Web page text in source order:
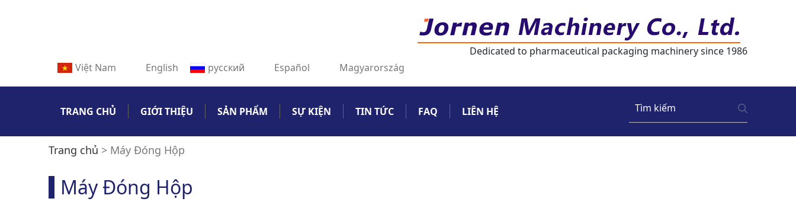
Dedicated to pharmaceutical packaging machinery since 1986
Việt Nam
English русский Español Magyarország
TRANG CHỦ GIỚI THIỆU SẢN PHẨM SỰ KIỆN TIN TỨC FAQ LIÊN HỆ
Trang chủ > Máy Đóng Hộp
Máy Đóng Hộp